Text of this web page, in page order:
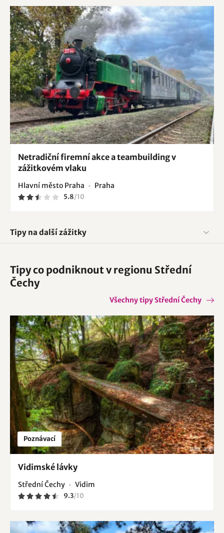
Netradiční firemní akce a teambuilding v
zážitkovém vlaku
Hlavní město Praha Praha
5.8/10
Tipy na další zážitky
Tipy co podniknout v regionu Střední
Čechy
Všechny tipy Střední Čechy
Poznávací
Vidimské lávky
Střední Čechy Vidim
9.3/10